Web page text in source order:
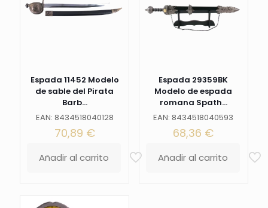
Espada 11452 Modelo
de sable del Pirata
Barb...
EAN: 8434518040128
70,89 €
Añadir al carrito
Espada 29359BK
Modelo de espada
romana Spath...
EAN: 8434518040593
68,36 €
Añadir al carrito